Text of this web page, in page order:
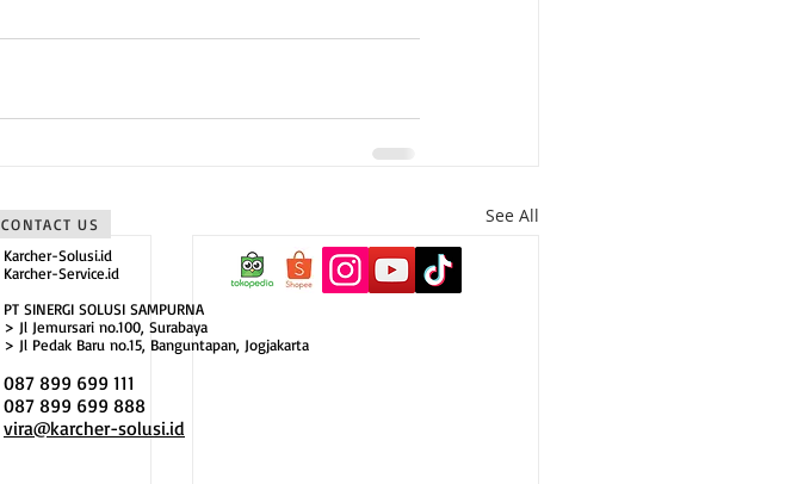
See All
CONTACT US
Karcher-Solusi.id
Karcher-Service.id
PT SINERGI SOLUSI SAMPURNA
> Jl Jemursari no.100, Surabaya
> Jl Pedak Baru no.15, Banguntapan, Jogjakarta
087 899 699 111
087 899 699 888
vira@karcher-solusi.id